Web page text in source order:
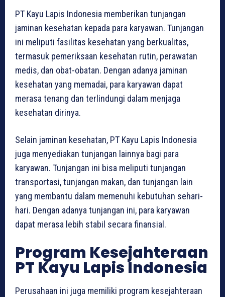
PT Kayu Lapis Indonesia memberikan tunjangan
jaminan kesehatan kepada para karyawan. Tunjangan
ini meliputi fasilitas kesehatan yang berkualitas,
termasuk pemeriksaan kesehatan rutin, perawatan
medis, dan obat-obatan. Dengan adanya jaminan
kesehatan yang memadai, para karyawan dapat
merasa tenang dan terlindungi dalam menjaga
kesehatan dirinya.
Selain jaminan kesehatan, PT Kayu Lapis Indonesia
juga menyediakan tunjangan lainnya bagi para
karyawan. Tunjangan ini bisa meliputi tunjangan
transportasi, tunjangan makan, dan tunjangan lain
yang membantu dalam memenuhi kebutuhan sehari-
hari. Dengan adanya tunjangan ini, para karyawan
dapat merasa lebih stabil secara finansial.
Program Kesejahteraan
PT Kayu Lapis Indonesia
Perusahaan ini juga memiliki program kesejahteraan